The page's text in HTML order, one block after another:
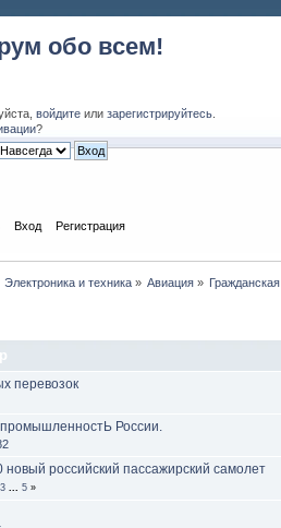
обо всем!
войдите илизарегистрируйтесь
?
Вход Регистрация
Электроника и техника» Авиация » Гражданская
перевозок
России.
новый российский пассажирский самолет
3 ...5 »